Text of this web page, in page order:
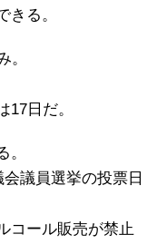
る。
。
日だ。
議員選挙の投票日
コール販売が禁止